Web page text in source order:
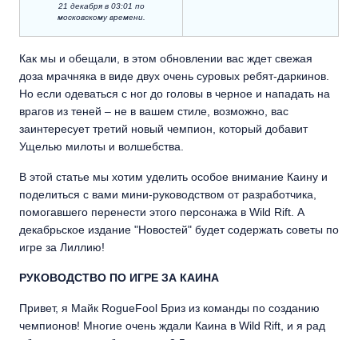
21 декабря в 03:01 по
московскому времени.
Как мы и обещали, в этом обновлении вас ждет свежая
доза мрачняка в виде двух очень суровых ребят-даркинов.
Но если одеваться с ног до головы в черное и нападать на
врагов из теней – не в вашем стиле, возможно, вас
заинтересует третий новый чемпион, который добавит
Ущелью милоты и волшебства.
В этой статье мы хотим уделить особое внимание Каину и
поделиться с вами мини-руководством от разработчика,
помогавшего перенести этого персонажа в Wild Rift. А
декабрьское издание "Новостей" будет содержать советы по
игре за Лиллию!
РУКОВОДСТВО ПО ИГРЕ ЗА КАИНА
Привет, я Майк RogueFool Бриз из команды по созданию
чемпионов! Многие очень ждали Каина в Wild Rift, и я рад